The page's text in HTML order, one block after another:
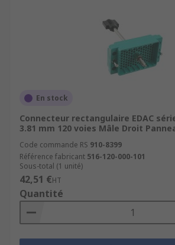
En stock
Connecteur rectangulaire EDAC
3.81 mm 120 voies Mâle Droit
Code commande RS 910-8399
Référence fabricant 516-120-000-101
Sous-total (1 unité)
42,51 €HT
Quantité